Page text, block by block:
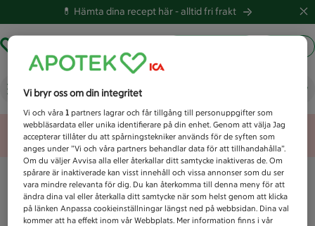
💊 Hämta dina recept här -alltid fri frakt
Vad letar du efter idag?
Unknown error
Vi bryr oss om din integritet
Vi och våra1 partners lagrar och får tillgång till personuppgifter som
webbläsardata eller unika identifierare på din enhet. Genom att välja Jag
accepterar tillåter du att spårningstekniker används för de syften som
anges under ”Vi och våra partners behandlar data för att tillhandahålla”.
Om du väljer Avvisa alla eller återkallar ditt samtycke inaktiveras de. Om
spårare är inaktiverade kan visst innehåll och vissa annonser som du ser
vara mindre relevanta för dig. Du kan återkomma till denna meny för att
ändra dina val eller återkalla ditt samtycke när som helst genom att klicka
på länken Anpassa cookieinställningar längst ned på webbsidan. Dina val
kommer att ha effekt inom vår Webbplats. Mer information finns i vår